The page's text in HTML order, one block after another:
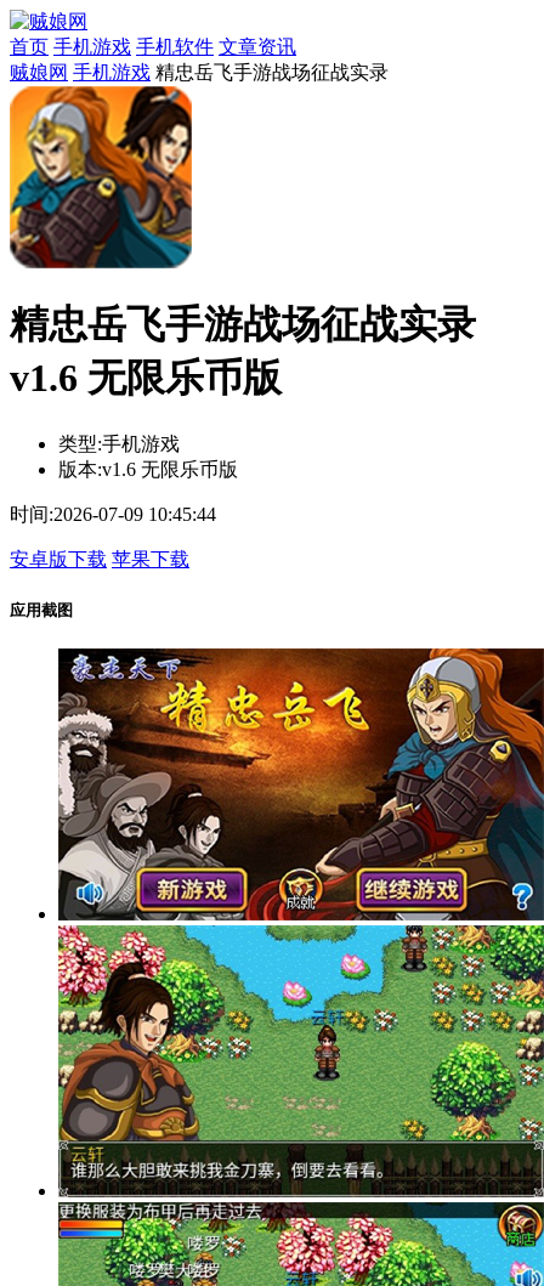
首页 手机游戏 手机软件 文章资讯
贼娘网 手机游戏 精忠岳飞手游战场征战实录
精忠岳飞手游战场征战实录
v1.6 无限乐币版
类型:手机游戏
版本:v1.6 无限乐币版
时间:2026-07-09 10:45:44
安卓版下载 苹果下载
应用截图